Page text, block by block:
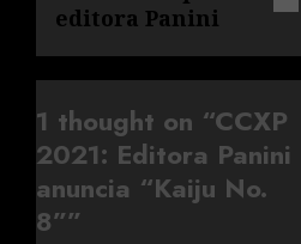
editora Panini
1 thought on “CCXP
2021: Editora Panini
anuncia “Kaiju No.
8””